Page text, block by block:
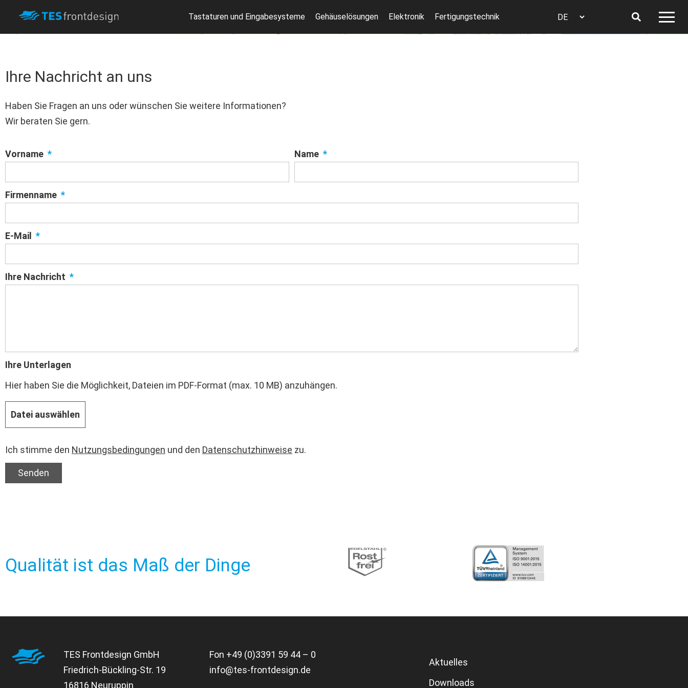
Tastaturen und Eingabesysteme Gehäuselösungen Elektronik Fertigungstechnik
Ihre Nachricht an uns
Haben Sie Fragen an uns oder wünschen Sie weitere Informationen?
Wir beraten Sie gern.
Vorname Name
Firmenname
E-Mail
Ihre Nachricht
Ihre Unterlagen
Hier haben Sie die Möglichkeit, Dateien im PDF-Format (max. 10 MB) anzuhängen.
Datei auswählen
Ich stimme den Nutzungsbedingungen und den Datenschutzhinweise zu.
Senden
Qualität ist das Maß der Dinge
TES Frontdesign GmbH
Friedrich-Bückling-Str. 19
16816 Neuruppin
Fon +49 (0)3391 59 44 – 0
info@tes-frontdesign.de
Aktuelles
Downloads